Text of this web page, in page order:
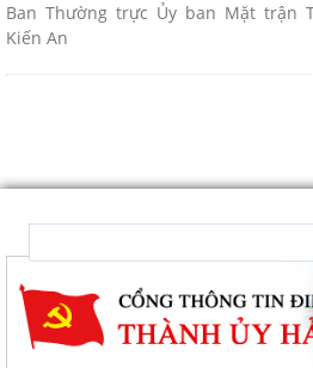
Ban Thường trực Ủy ban Mặt trận
Kiến An